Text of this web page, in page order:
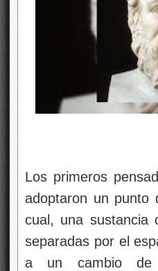
Los primeros
adoptaron un punto
cual, una sustancia
separadas por el
a un cambio de